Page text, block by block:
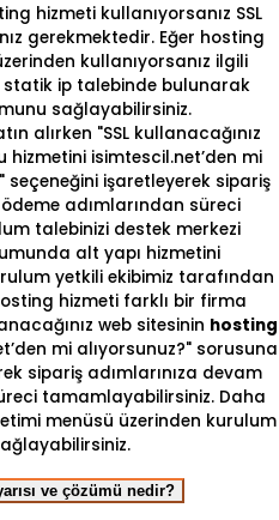
hizmeti kullanıyorsanız SSL
gerekmektedir. Eğer hosting
kullanıyorsanız ilgili
statik ip talebinde bulunarak
sağlayabilirsiniz.
alırken "SSL kullanacağınız
isimtescil.net’den mi
seçeneğini işaretleyerek sipariş
adımlarından süreci
talebinizi destek merkezi
alt yapı hizmetini
yetkili ekibimiz tarafından
hizmeti farklı bir firma
web sitesinin hosting
mi alıyorsunuz?" sorusuna
sipariş adımlarınıza devam
tamamlayabilirsiniz. Daha
menüsü üzerinden kurulum
ve çözümü nedir?